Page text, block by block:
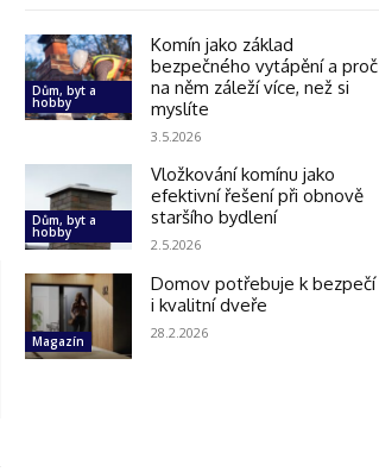
Dům, byt a
hobby
Komín jako základ
bezpečného vytápění a proč
na něm záleží více, než si
myslíte
3.5.2026
Dům, byt a
hobby
Vložkování komínu jako
efektivní řešení při obnově
staršího bydlení
2.5.2026
Magazín
Domov potřebuje k bezpečí
i kvalitní dveře
28.2.2026